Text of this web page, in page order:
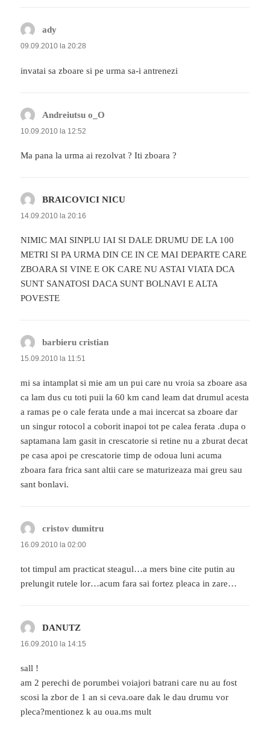
ady
09.09.2010 la 20:28
invatai sa zboare si pe urma sa-i antrenezi
Andreiutsu o_O
10.09.2010 la 12:52
Ma pana la urma ai rezolvat ? Iti zboara ?
BRAICOVICI NICU
14.09.2010 la 20:16
NIMIC MAI SINPLU IAI SI DALE DRUMU DE LA 100
METRI SI PA URMA DIN CE IN CE MAI DEPARTE CARE
ZBOARA SI VINE E OK CARE NU ASTAI VIATA DCA
SUNT SANATOSI DACA SUNT BOLNAVI E ALTA
POVESTE
barbieru cristian
15.09.2010 la 11:51
mi sa intamplat si mie am un pui care nu vroia sa zboare asa
ca lam dus cu toti puii la 60 km cand leam dat drumul acesta
a ramas pe o cale ferata unde a mai incercat sa zboare dar
un singur rotocol a coborit inapoi tot pe calea ferata .dupa o
saptamana lam gasit in crescatorie si retine nu a zburat decat
pe casa apoi pe crescatorie timp de odoua luni acuma
zboara fara frica sant altii care se maturizeaza mai greu sau
sant bonlavi.
cristov dumitru
16.09.2010 la 02:00
tot timpul am practicat steagul…a mers bine cite putin au
prelungit rutele lor…acum fara sai fortez pleaca in zare…
DANUTZ
16.09.2010 la 14:15
sall !
am 2 perechi de porumbei voiajori batrani care nu au fost
scosi la zbor de 1 an si ceva.oare dak le dau drumu vor
pleca?mentionez k au oua.ms mult